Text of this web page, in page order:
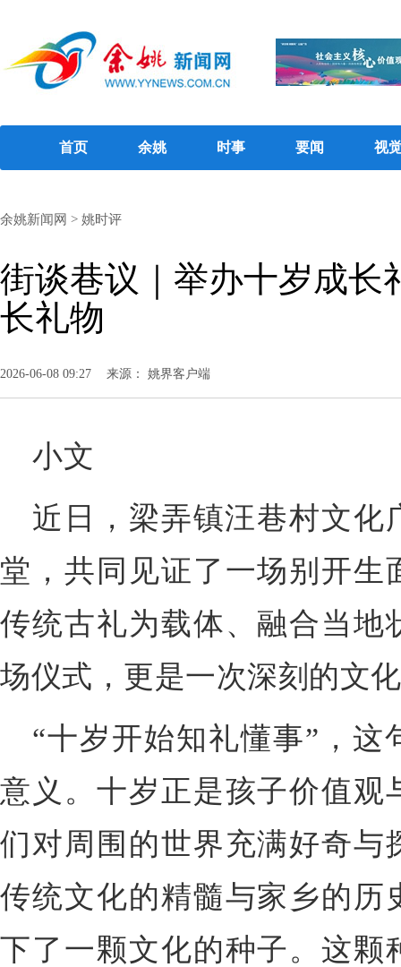
首页 余姚 时事 要闻 视
余姚新闻网 > 姚时评
街谈巷议｜举办十岁成长
长礼物
2026-06-08 09:27 来源： 姚界客户端
小文
近日，梁弄镇汪巷村文化
堂，共同见证了一场别开生
传统古礼为载体、融合当地
场仪式，更是一次深刻的文
“十岁开始知礼懂事”，
意义。十岁正是孩子价值观
们对周围的世界充满好奇与
传统文化的精髓与家乡的历
下了一颗文化的种子。这颗